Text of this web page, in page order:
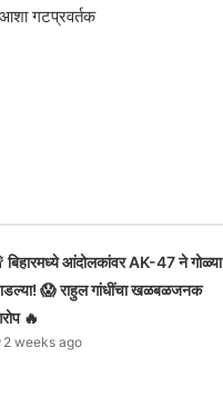
गटप्रवर्तक
बिहारमध्ये आंदोलकांवर AK-47 ने गोळ्या
😱 राहुल गांधींचा खळबळजनक
🔥
2 weeks ago